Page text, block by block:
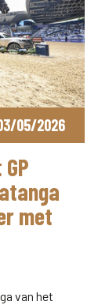
05/2026
met
van het